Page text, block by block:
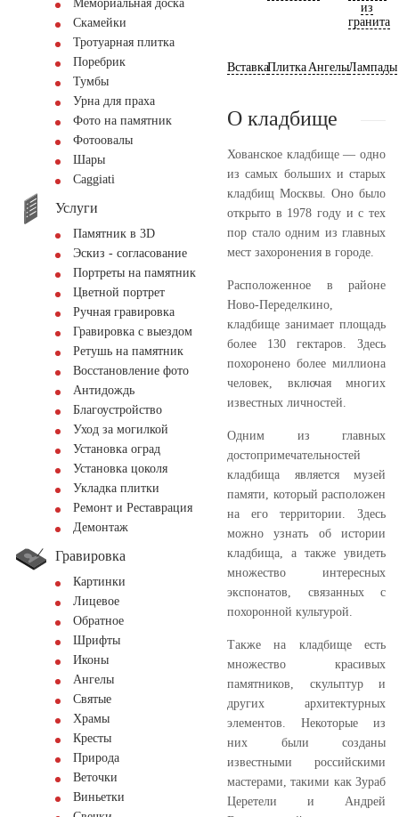
Мемориальная доска
Скамейки
Тротуарная плитка
Поребрик
Тумбы
Урна для праха
Фото на памятник
Фотоовалы
Шары
Сaggiati
Услуги
Памятник в 3D
Эскиз - согласование
Портреты на памятник
Цветной портрет
Ручная гравировка
Гравировка с выездом
Ретушь на памятник
Восстановление фото
Антидождь
Благоустройство
Уход за могилкой
Установка оград
Установка цоколя
Укладка плитки
Ремонт и Реставрация
Демонтаж
Гравировка
Картинки
Лицевое
Обратное
Шрифты
Иконы
Ангелы
Святые
Храмы
Кресты
Природа
Веточки
Виньетки
из
гранита
ВставкаПлитка АнгелыЛампады
О кладбище
Хованское кладбище — одно
из самых больших и старых
кладбищ Москвы. Оно было
открыто в 1978 году и с тех
пор стало одним из главных
мест захоронения в городе.
Расположенное в районе
Ново-Переделкино,
кладбище занимает площадь
более 130 гектаров. Здесь
похоронено более миллиона
человек, включая многих
известных личностей.
Одним из главных
достопримечательностей
кладбища является музей
памяти, который расположен
на его территории. Здесь
можно узнать об истории
кладбища, а также увидеть
множество интересных
экспонатов, связанных с
похоронной культурой.
Также на кладбище есть
множество красивых
памятников, скульптур и
других архитектурных
элементов. Некоторые из
них были созданы
известными российскими
мастерами, такими как Зураб
Церетели и Андрей